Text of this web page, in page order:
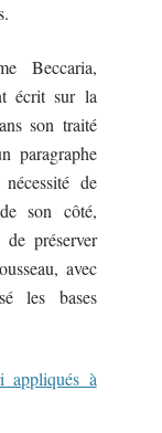
Beccaria,
écrit sur la
son traité
paragraphe
de
son côté,
préserver
avec
les bases
appliqués à